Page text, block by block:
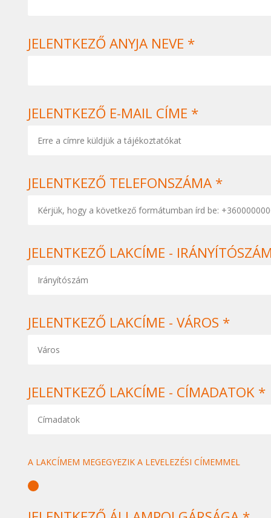
JELENTKEZŐ ANYJA NEVE *
JELENTKEZŐ E-MAIL CÍME *
JELENTKEZŐ TELEFONSZÁMA *
JELENTKEZŐ LAKCÍME -
JELENTKEZŐ LAKCÍME - VÁROS *
JELENTKEZŐ LAKCÍME - CÍMADATOK *
A LAKCÍMEM MEGEGYEZIK A LEVELEZÉSI CÍMEMMEL